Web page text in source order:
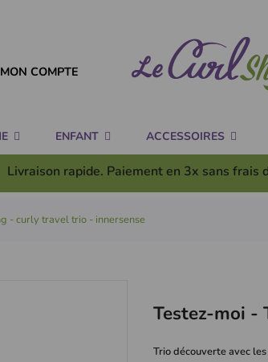
MON COMPTE
ENFANT ACCESSOIRES
Livraison rapide. Paiement en 3x sans frais
- curly travel trio - innersense
Testez-moi -
Trio découverte avec